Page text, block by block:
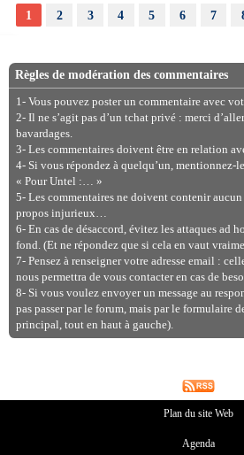
1 2 3 4 5 6 7
Règles de modération des commentaires
1- Vous pouvez poster un commentaire avec
2- Il ne s’agit pas d’un tchat privé : merci
bavardages.
3- Les commentaires doivent être en relation
4- Si vous répondez à quelqu’un, mentionnez-
« Pour Untel :… »
5- Les commentaires ne doivent contenir aucun
propos injurieux…
6- En cas de désaccord, évitez les attaques ad
fond. (Et ne répondez que si cela en vaut
7- Pensez à renseigner votre adresse email :
nous permettra de vous contacter en cas de
8- Si vous voulez envoyer un message au
pas passer par le forum, mais par le formulaire
principal, tout en haut à gauche).
Plan du site Web
Agenda